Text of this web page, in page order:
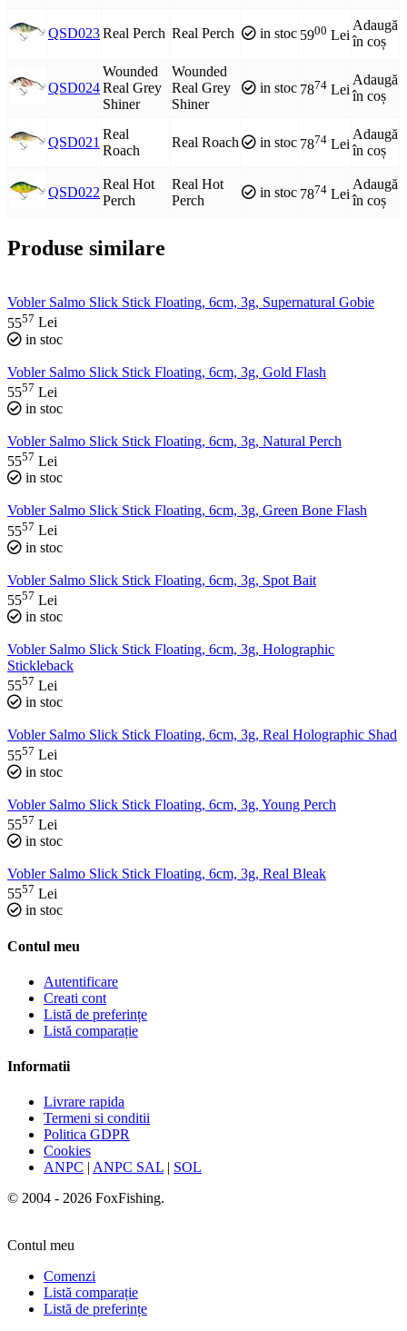
QSD023Real Perch Real Perch in stoc 5900 Lei
Adaugă
în coș
QSD024
Wounded
Real Grey
Shiner
Wounded
Real Grey
Shiner
in stoc 7874 Lei
Adaugă
în coș
QSD021
Real
Roach
Real Roach in stoc 7874 Lei
Adaugă
în coș
QSD022
Real Hot
Perch
Real Hot
Perch
in stoc 7874 Lei
Adaugă
în coș
Produse similare
Vobler Salmo Slick Stick Floating, 6cm, 3g, Supernatural Gobie
5557 Lei
in stoc
Vobler Salmo Slick Stick Floating, 6cm, 3g, Gold Flash
5557 Lei
in stoc
Vobler Salmo Slick Stick Floating, 6cm, 3g, Natural Perch
5557 Lei
in stoc
Vobler Salmo Slick Stick Floating, 6cm, 3g, Green Bone Flash
5557 Lei
in stoc
Vobler Salmo Slick Stick Floating, 6cm, 3g, Spot Bait
5557 Lei
in stoc
Vobler Salmo Slick Stick Floating, 6cm, 3g, Holographic
Stickleback
5557 Lei
in stoc
Vobler Salmo Slick Stick Floating, 6cm, 3g, Real Holographic Shad
5557 Lei
in stoc
Vobler Salmo Slick Stick Floating, 6cm, 3g, Young Perch
5557 Lei
in stoc
Vobler Salmo Slick Stick Floating, 6cm, 3g, Real Bleak
5557 Lei
in stoc
Contul meu
Autentificare
Creati cont
Listă de preferințe
Listă comparație
Informatii
Livrare rapida
Termeni si conditii
Politica GDPR
Cookies
ANPC | ANPC SAL | SOL
© 2004 - 2026 FoxFishing.
Contul meu
Comenzi
Listă comparație
Listă de preferințe